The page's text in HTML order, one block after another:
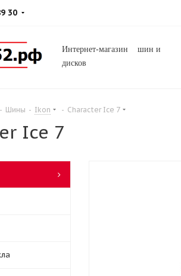
30
Интернет-магазин шин и
дисков
- Шины - Ikon - Character Ice 7
Ice 7